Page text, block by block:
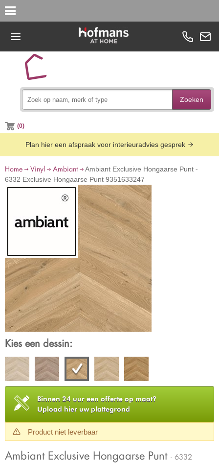
Zoeken
(0)
Plan hier een afspraak voor interieuradvies gesprek
Home Vinyl Ambiant
Ambiant Exclusive Hongaarse Punt -
6332 Exclusive Hongaarse Punt 9351633247
Kies een dessin:
Binnen 24 uur een offerte op maat?
Upload hier uw plattegrond
Product niet leverbaar
Ambiant Exclusive Hongaarse Punt - 6332